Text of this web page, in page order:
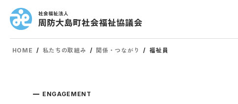
HOME / 私たちの取組み / 関係・つながり / 福祉員
ENGAGEMENT